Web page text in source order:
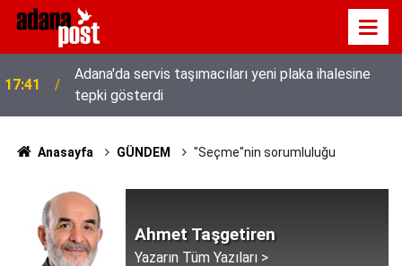
17:41
Adana'da servis taşımacıları yeni plaka ihalesine
tepki gösterdi
Anasayfa GÜNDEM "Seçme"nin sorumluluğu
Ahmet Taşgetiren
Yazarın Tüm Yazıları >